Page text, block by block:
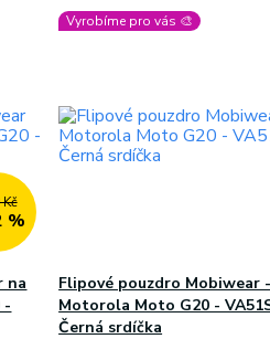
%
na
-
Vyrobíme pro vás 🎨
Flipové pouzdro Mobiwear -
Motorola Moto G20 -
Černá srdíčka